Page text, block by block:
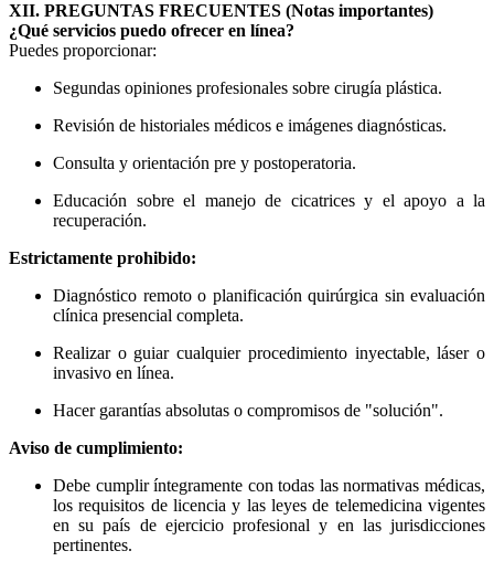
XII. PREGUNTAS FRECUENTES (Notas importantes)
¿Qué servicios puedo ofrecer en línea?
Puedes proporcionar:
Segundas opiniones profesionales sobre cirugía plástica.
Revisión de historiales médicos e imágenes diagnósticas.
Consulta y orientación pre y postoperatoria.
Educación sobre el manejo de cicatrices y el apoyo a la
recuperación.
Estrictamente prohibido:
Diagnóstico remoto o planificación quirúrgica sin evaluación
clínica presencial completa.
Realizar o guiar cualquier procedimiento inyectable, láser o
invasivo en línea.
Hacer garantías absolutas o compromisos de "solución".
Aviso de cumplimiento:
Debe cumplir íntegramente con todas las normativas médicas,
los requisitos de licencia y las leyes de telemedicina vigentes
en su país de ejercicio profesional y en las jurisdicciones
pertinentes.